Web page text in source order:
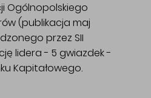
Ogólnopolskiego
(publikacja maj
przez SII
lidera - 5 gwiazdek -
Kapitałowego.